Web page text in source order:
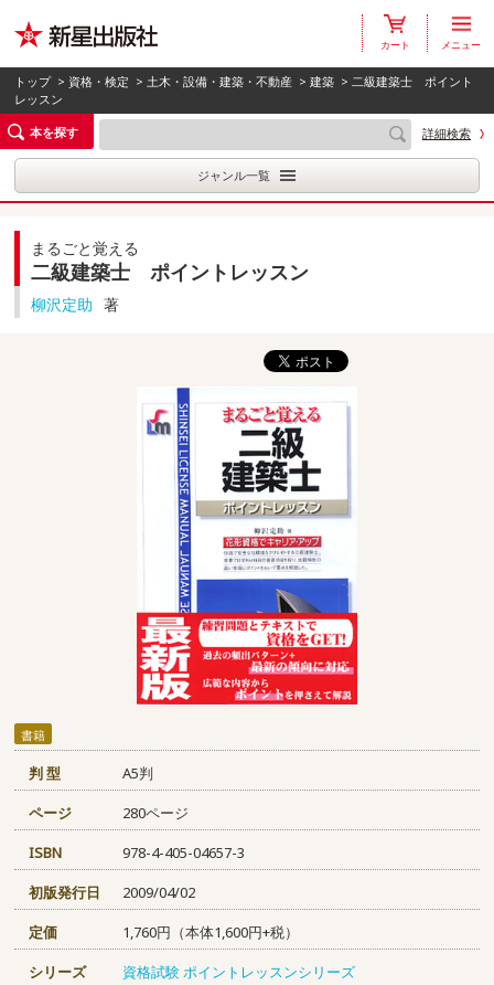
カート メニュー
トップ > 資格・検定 >土木・設備・建築・不動産 >建築 > 二級建築士 ポイント
レッスン
本を探す
詳細検索
ジャンル一覧
まるごと覚える
二級建築士 ポイントレッスン
柳沢定助 著
書籍
判 型
A5判
ページ
280ページ
ISBN
978-4-405-04657-3
初版発行日
2009/04/02
定価
1,760円（本体1,600円+税）
シリーズ
資格試験 ポイントレッスンシリーズ